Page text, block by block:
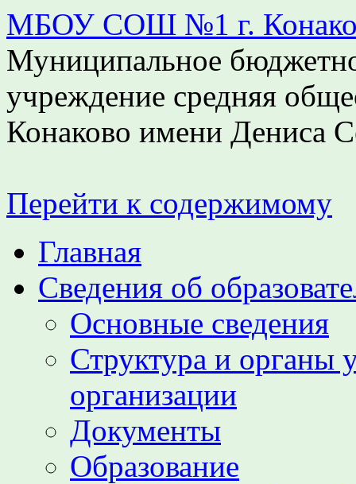
МБОУ СОШ №1 г.
Муниципальное
учреждение средняя
Конаково имени Дениса
Перейти к содержимому
Главная
Сведения об
Основные сведения
Структура и органы
организации
Документы
Образование